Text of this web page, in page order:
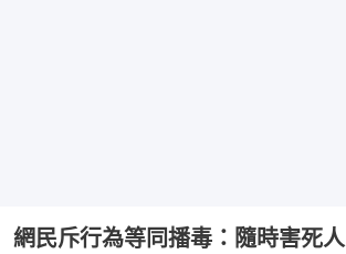
網民斥行為等同播毒：隨時害死人